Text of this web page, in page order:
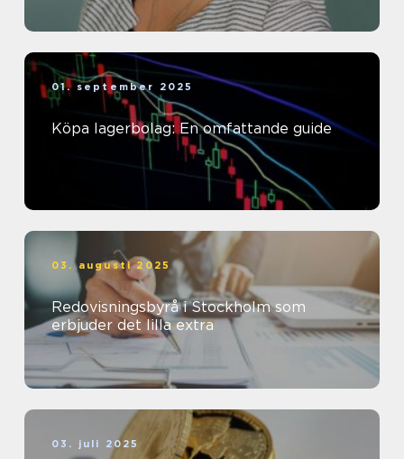
01. september 2025
Köpa lagerbolag: En omfattande guide
03. augusti 2025
Redovisningsbyrå i Stockholm som
erbjuder det lilla extra
03. juli 2025